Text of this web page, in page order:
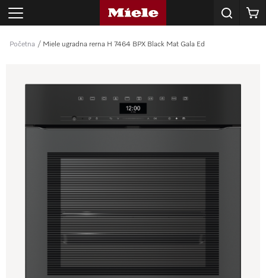
Korpa
Početna Miele ugradna rerna H 7464 BPX Black Mat Gala Ed